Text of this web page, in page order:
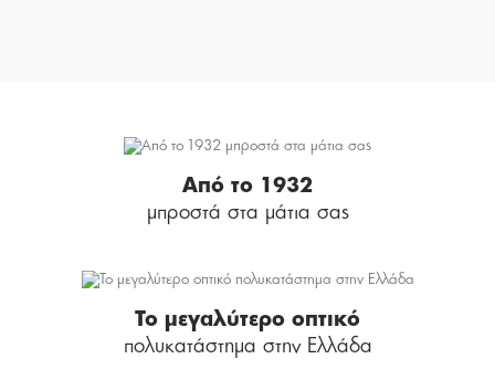
Από το 1932
μπροστά στα μάτια σας
Το μεγαλύτερο οπτικό
πολυκατάστημα στην Ελλάδα